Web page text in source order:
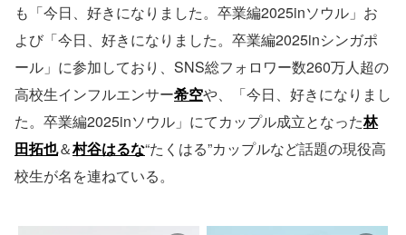
も「今日、好きになりました。卒業編2025inソウル」お
よび「今日、好きになりました。卒業編2025inシンガポ
ール」に参加しており、SNS総フォロワー数260万人超の
高校生インフルエンサー希空や、「今日、好きになりまし
た。卒業編2025inソウル」にてカップル成立となった林
田拓也＆村谷はるな“たくはる”カップルなど話題の現役高
校生が名を連ねている。